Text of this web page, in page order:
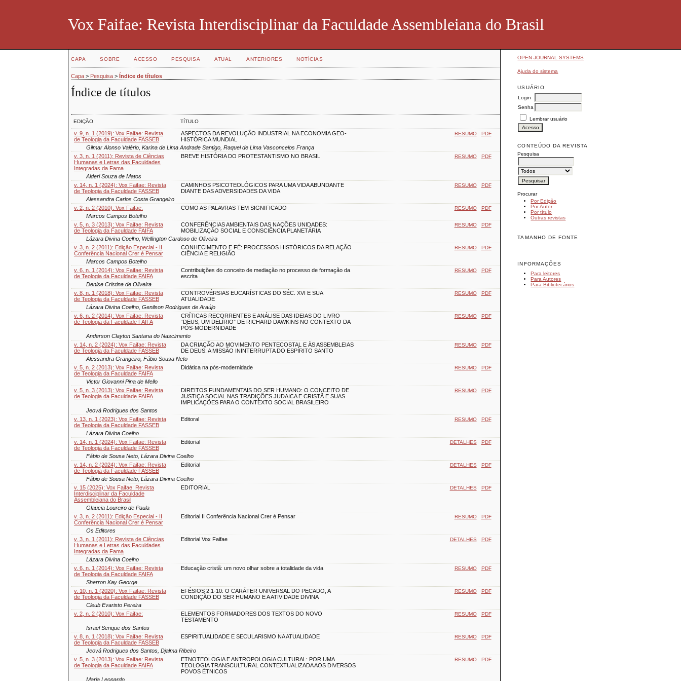
Vox Faifae: Revista Interdisciplinar da Faculdade Assembleiana do Brasil
OPEN JOURNAL SYSTEMS
Ajuda do sistema
USUÁRIO
Login
Senha
Lembrar usuário
CONTEÚDO DA REVISTA
Pesquisa
Procurar
Por Edição
Por Autor
Por título
Outras revistas
TAMANHO DE FONTE
INFORMAÇÕES
Para leitores
Para Autores
Para Bibliotecários
CAPA SOBRE ACESSO PESQUISA ATUAL ANTERIORES NOTÍCIAS
Capa > Pesquisa >Índice de títulos
Índice de títulos
EDIÇÃO TÍTULO
v. 9, n. 1 (2019): Vox Faifae: Revista
de Teologia da Faculdade FASSEB
ASPECTOS DA REVOLUÇÃO INDUSTRIAL NA ECONOMIA GEO-
HISTÓRICA MUNDIAL
RESUMO PDF
Gilmar Alonso Valério, Karina de Lima Andrade Santigo, Raquel de Lima Vasconcelos França
v. 3, n. 1 (2011): Revista de Ciências
Humanas e Letras das Faculdades
Integradas da Fama
BREVE HISTÓRIA DO PROTESTANTISMO NO BRASIL RESUMO PDF
Alderi Souza de Matos
v. 14, n. 1 (2024): Vox Faifae: Revista
de Teologia da Faculdade FASSEB
CAMINHOS PSICOTEOLÓGICOS PARA UMA VIDA ABUNDANTE
DIANTE DAS ADVERSIDADES DA VIDA
RESUMO PDF
Alessandra Carlos Costa Grangeiro
v. 2, n. 2 (2010): Vox Faifae:
COMO AS PALAVRAS TEM SIGNIFICADO RESUMO PDF
Marcos Campos Botelho
v. 5, n. 3 (2013): Vox Faifae: Revista
de Teologia da Faculdade FAIFA
CONFERÊNCIAS AMBIENTAIS DAS NAÇÕES UNIDADES:
MOBILIZAÇÃO SOCIAL E CONSCIÊNCIA PLANETÁRIA
RESUMO PDF
Lázara Divina Coelho, Wellington Cardoso de Oliveira
v. 3, n. 2 (2011): Edição Especial - II
Conferência Nacional Crer é Pensar
CONHECIMENTO E FÉ: PROCESSOS HISTÓRICOS DA RELAÇÃO
CIÊNCIA E RELIGIÃO
RESUMO PDF
Marcos Campos Botelho
v. 6, n. 1 (2014): Vox Faifae: Revista
de Teologia da Faculdade FAIFA
Contribuições do conceito de mediação no processo de formação da
escrita
RESUMO PDF
Denise Cristina de Oliveira
v. 8, n. 1 (2018): Vox Faifae: Revista
de Teologia da Faculdade FASSEB
CONTROVÉRSIAS EUCARÍSTICAS DO SÉC. XVI E SUA
ATUALIDADE
RESUMO PDF
Lázara Divina Coelho, Genilson Rodrigues de Araújo
v. 6, n. 2 (2014): Vox Faifae: Revista
de Teologia da Faculdade FAIFA
CRÍTICAS RECORRENTES E ANÁLISE DAS IDEIAS DO LIVRO
“DEUS, UM DELÍRIO” DE RICHARD DAWKINS NO CONTEXTO DA
PÓS-MODERNIDADE
RESUMO PDF
Anderson Clayton Santana do Nascimento
v. 14, n. 2 (2024): Vox Faifae: Revista
de Teologia da Faculdade FASSEB
DA CRIAÇÃO AO MOVIMENTO PENTECOSTAL E ÀS ASSEMBLEIAS
DE DEUS: A MISSÃO ININTERRUPTA DO ESPÍRITO SANTO
RESUMO PDF
Alessandra Grangeiro, Fábio Sousa Neto
v. 5, n. 2 (2013): Vox Faifae: Revista
de Teologia da Faculdade FAIFA
Didática na pós-modernidade RESUMO PDF
Victor Giovanni Pina de Mello
v. 5, n. 3 (2013): Vox Faifae: Revista
de Teologia da Faculdade FAIFA
DIREITOS FUNDAMENTAIS DO SER HUMANO: O CONCEITO DE
JUSTIÇA SOCIAL NAS TRADIÇÕES JUDAICA E CRISTÃ E SUAS
IMPLICAÇÕES PARA O CONTEXTO SOCIAL BRASILEIRO
RESUMO PDF
Jeová Rodrigues dos Santos
v. 13, n. 1 (2023): Vox Faifae: Revista
de Teologia da Faculdade FASSEB
Editoral RESUMO PDF
Lázara Divina Coelho
v. 14, n. 1 (2024): Vox Faifae: Revista
de Teologia da Faculdade FASSEB
Editorial DETALHES PDF
Fábio de Sousa Neto, Lázara Divina Coelho
v. 14, n. 2 (2024): Vox Faifae: Revista
de Teologia da Faculdade FASSEB
Editorial DETALHES PDF
Fábio de Sousa Neto, Lázara Divina Coelho
v. 15 (2025): Vox Faifae: Revista
Interdisciplinar da Faculdade
Assembleiana do Brasil
EDITORIAL DETALHES PDF
Glaucia Loureiro de Paula
v. 3, n. 2 (2011): Edição Especial - II
Conferência Nacional Crer é Pensar
Editorial II Conferência Nacional Crer é Pensar RESUMO PDF
Os Editores
v. 3, n. 1 (2011): Revista de Ciências
Humanas e Letras das Faculdades
Integradas da Fama
Editorial Vox Faifae DETALHES PDF
Lázara Divina Coelho
v. 6, n. 1 (2014): Vox Faifae: Revista
de Teologia da Faculdade FAIFA
Educação cristã: um novo olhar sobre a totalidade da vida RESUMO PDF
Sherron Kay George
v. 10, n. 1 (2020): Vox Faifae: Revista
de Teologia da Faculdade FASSEB
EFÉSIOS 2.1-10: O CARÁTER UNIVERSAL DO PECADO, A
CONDIÇÃO DO SER HUMANO E A ATIVIDADE DIVINA
RESUMO PDF
Cleub Evaristo Pereira
v. 2, n. 2 (2010): Vox Faifae:
ELEMENTOS FORMADORES DOS TEXTOS DO NOVO
TESTAMENTO
RESUMO PDF
Israel Serique dos Santos
v. 8, n. 1 (2018): Vox Faifae: Revista
de Teologia da Faculdade FASSEB
ESPIRITUALIDADE E SECULARISMO NA ATUALIDADE RESUMO PDF
Jeová Rodrigues dos Santos, Djalma Ribeiro
v. 5, n. 3 (2013): Vox Faifae: Revista
de Teologia da Faculdade FAIFA
ETNOTEOLOGIA E ANTROPOLOGIA CULTURAL: POR UMA
TEOLOGIA TRANSCULTURAL CONTEXTUALIZADA AOS DIVERSOS
POVOS ÉTNICOS
RESUMO PDF
Maria Leonardo